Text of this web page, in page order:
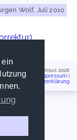
ein
Wolf, Juli 2010
Handschriftencensus 2026
Impressum
Datenschutzerklärung